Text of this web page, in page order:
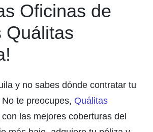
Oficinas de
Quálitas
y no sabes dónde contratar tu
te preocupes, Quálitas
las mejores coberturas del